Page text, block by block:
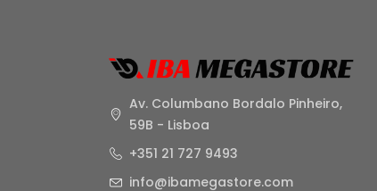
Av. Columbano Bordalo Pinheiro,
59B - Lisboa
+351 21 727 9493
info@ibamegastore.com